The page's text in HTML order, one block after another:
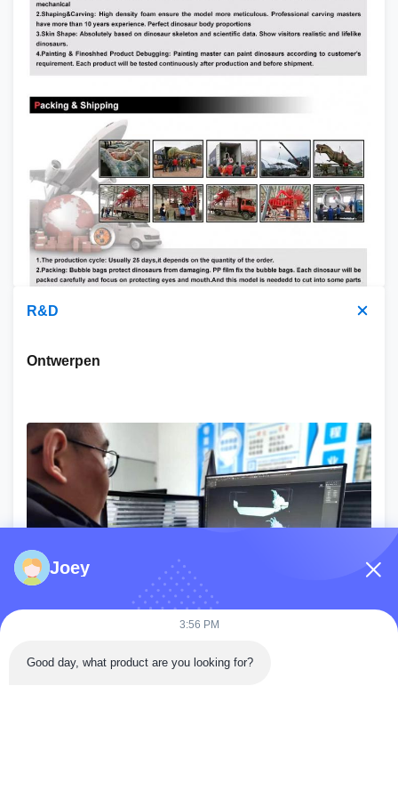
R&D
Ontwerpen
Joey
3:56 PM
Good day, what product are you looking for?